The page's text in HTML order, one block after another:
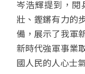
岑浩輝提到，閱
壯、鏗鏘有力的
備，展示了我軍
新時代強軍事業
國人民的人心士